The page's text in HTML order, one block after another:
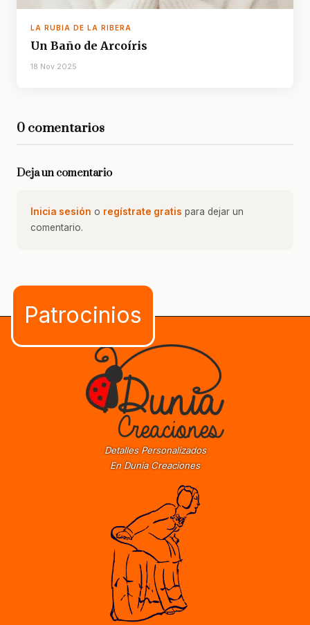
LA RUBIA DE LA RIBERA
Un Baño de Arcoíris
18 Nov 2025
0 comentarios
Deja un comentario
Inicia sesión o regístrate gratis para dejar un
comentario.
Detalles Personalizados
En Dunia Creaciones